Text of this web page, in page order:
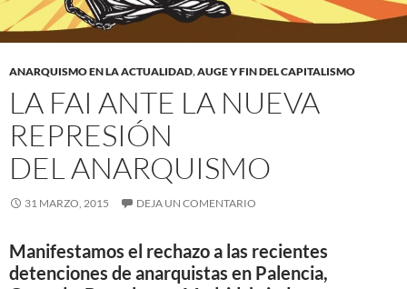
ANARQUISMO EN LA ACTUALIDAD,AUGE Y FIN DEL CAPITALISMO
LA FAI ANTE LA NUEVA
REPRESIÓN
DEL ANARQUISMO
31 MARZO, 2015 DEJA UN COMENTARIO
Manifestamos el rechazo a las recientes
detenciones de anarquistas en Palencia,